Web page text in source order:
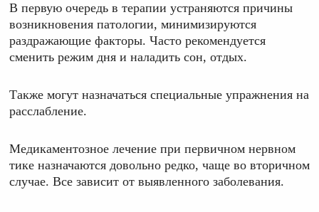
В первую очередь в терапии устраняются причины
возникновения патологии, минимизируются
раздражающие факторы. Часто рекомендуется
сменить режим дня и наладить сон, отдых.
Также могут назначаться специальные упражнения на
расслабление.
Медикаментозное лечение при первичном нервном
тике назначаются довольно редко, чаще во вторичном
случае. Все зависит от выявленного заболевания.